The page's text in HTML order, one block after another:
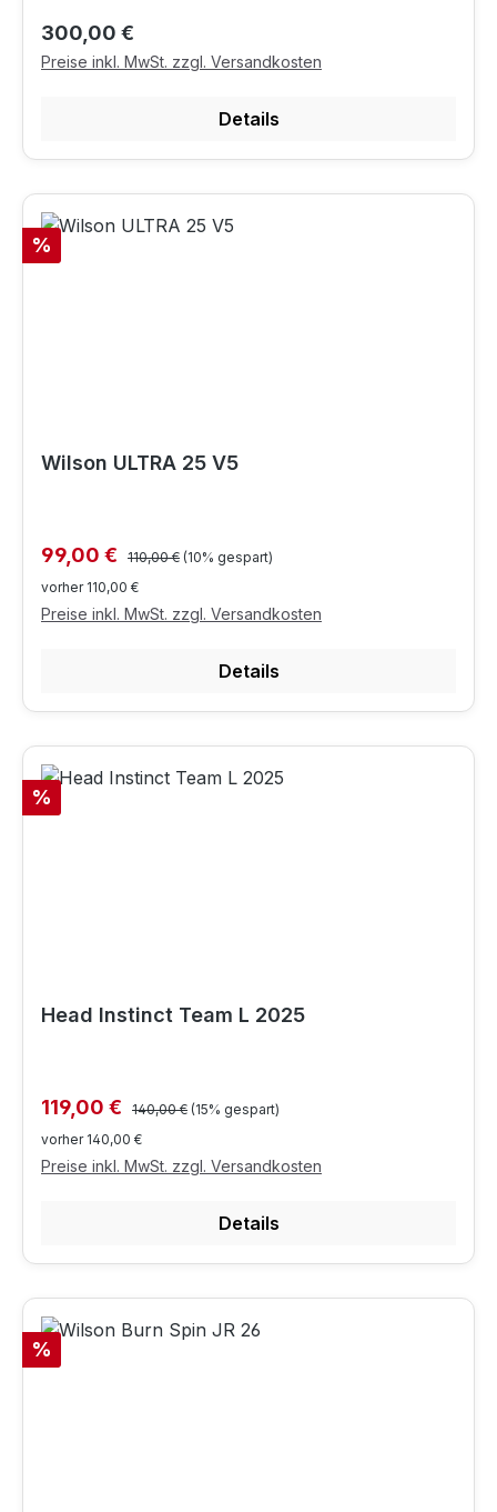
Regulärer Preis:
300,00 €
Preise inkl. MwSt. zzgl. Versandkosten
Details
Rabatt
%
Wilson ULTRA 25 V5
Verkaufspreis:
99,00 € Regulärer Preis:
110,00 € (10% gespart)
vorher 110,00 €
Preise inkl. MwSt. zzgl. Versandkosten
Details
Rabatt
%
Head Instinct Team L 2025
Verkaufspreis:
119,00 € Regulärer Preis:
140,00 € (15% gespart)
vorher 140,00 €
Preise inkl. MwSt. zzgl. Versandkosten
Details
Rabatt
%